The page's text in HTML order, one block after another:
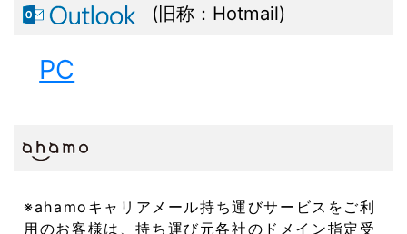
(旧称：Hotmail)
PC
※ahamoキャリアメール持ち運びサービスをご利
用のお客様は、持ち運び元各社のドメイン指定受